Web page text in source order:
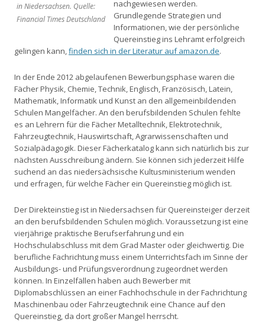
in Niedersachsen. Quelle:
Financial Times Deutschland
nachgewiesen werden.
Grundlegende Strategien und
Informationen, wie der persönliche
Quereinstieg ins Lehramt erfolgreich
gelingen kann, finden sich in der Literatur auf amazon.de.
In der Ende 2012 abgelaufenen Bewerbungsphase waren die
Fächer Physik, Chemie, Technik, Englisch, Französisch, Latein,
Mathematik, Informatik und Kunst an den allgemeinbildenden
Schulen Mangelfächer. An den berufsbildenden Schulen fehlte
es an Lehrern für die Fächer Metalltechnik, Elektrotechnik,
Fahrzeugtechnik, Hauswirtschaft, Agrarwissenschaften und
Sozialpädagogik. Dieser Fächerkatalog kann sich natürlich bis zur
nächsten Ausschreibung ändern. Sie können sich jederzeit Hilfe
suchend an das niedersächsische Kultusministerium wenden
und erfragen, für welche Fächer ein Quereinstieg möglich ist.
Der Direkteinstieg ist in Niedersachsen für Quereinsteiger derzeit
an den berufsbildenden Schulen möglich. Voraussetzung ist eine
vierjährige praktische Berufserfahrung und ein
Hochschulabschluss mit dem Grad Master oder gleichwertig. Die
berufliche Fachrichtung muss einem Unterrichtsfach im Sinne der
Ausbildungs- und Prüfungsverordnung zugeordnet werden
können. In Einzelfällen haben auch Bewerber mit
Diplomabschlüssen an einer Fachhochschule in der Fachrichtung
Maschinenbau oder Fahrzeugtechnik eine Chance auf den
Quereinstieg, da dort großer Mangel herrscht.